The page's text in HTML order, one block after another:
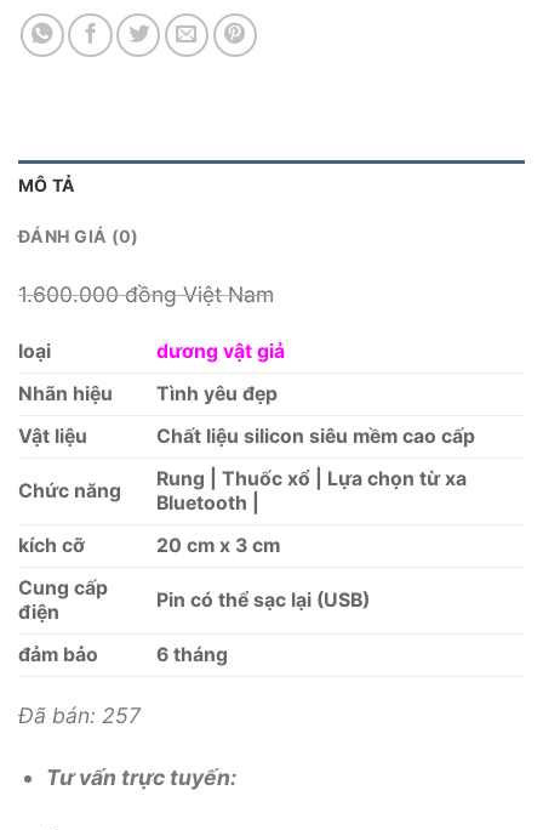
MÔ TẢ
ĐÁNH GIÁ (0)
1.600.000đồng Việt Nam
loại
dương vật giả
Nhãn hiệu
Tình yêu đẹp
Vật liệu
Chất liệu silicon siêu mềm cao cấp
Chức năng
Rung | Thuốc xổ | Lựa chọn từ xa
Bluetooth |
kích cỡ
20 cm x 3 cm
Cung cấp
điện
Pin có thể sạc lại (USB)
đảm bảo 6 tháng
Đã bán: 257
Tư vấn trực tuyến: